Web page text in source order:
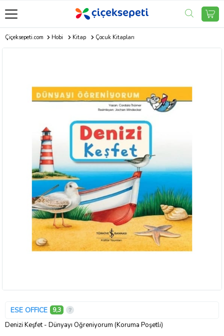
Çiçeksepeti.com Hobi Kitap Çocuk Kitapları
ESE OFFICE 9,3
Denizi Keşfet - Dünyayı Öğreniyorum (Koruma Poşetli)